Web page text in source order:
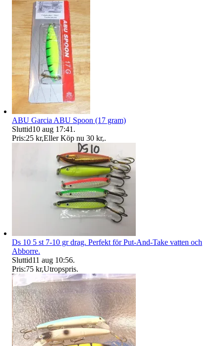
ABU Garcia ABU Spoon (17 gram)
Sluttid10 aug 17:41 .
Pris:25 kr,Eller Köp nu 30 kr,.
Ds 10 5 st 7-10 gr drag. Perfekt för Put-And-Take vatten och
Abborre.
Sluttid11 aug 10:56.
Pris:75 kr,Utropspris.